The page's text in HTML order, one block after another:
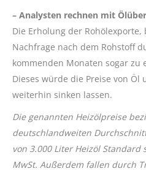
– Analysten rechnen mit
Die Erholung der
Nachfrage nach dem Rohstoff
kommenden Monaten sogar
Dieses würde die Preise von Öl
weiterhin sinken lassen.
Die genannten Heizölpreise
deutschlandweiten
von 3.000 Liter Heizöl
MwSt. Außerdem fallen durch